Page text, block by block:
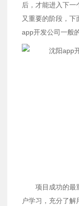
后，才能进入下一
又重要的阶段，下
app开发公司一般
项目成功的最重
户学习，充分了